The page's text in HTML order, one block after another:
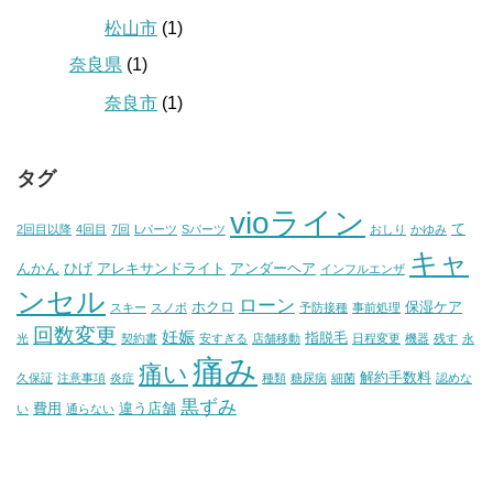
松山市 (1)
奈良県 (1)
奈良市 (1)
タグ
2回目以降 4回目 7回 Lパーツ Sパーツ vioライン おしり かゆみ て
んかん ひげ アレキサンドライト アンダーヘア インフルエンザ キャ
ンセル スキー スノボ ホクロ ローン 予防接種 事前処理 保湿ケア
光 回数変更 契約書 妊娠 安すぎる 店舗移動 指脱毛 日程変更 機器 残す 永
久保証 注意事項 炎症 痛い 痛み 種類 糖尿病 細菌 解約手数料 認めな
い 費用 通らない 違う店舗 黒ずみ